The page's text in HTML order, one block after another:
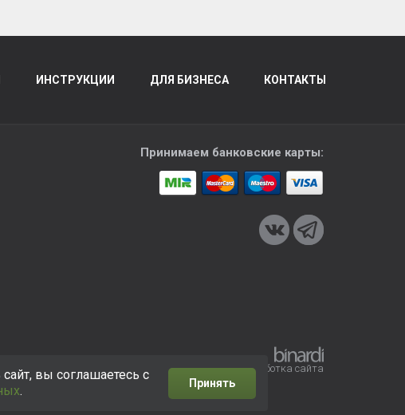
ИНСТРУКЦИИ ДЛЯ БИЗНЕСА КОНТАКТЫ
Принимаем банковские карты:
Разработка сайта
вы соглашаетесь с
.
Принять